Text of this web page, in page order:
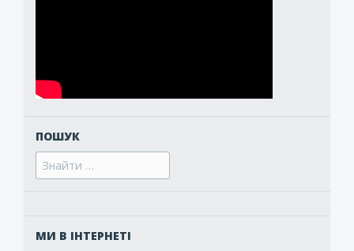
ПОШУК
Search
for:
МИ В ІНТЕРНЕТІ